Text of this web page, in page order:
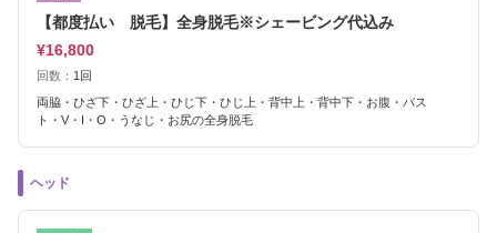
【都度払い 脱毛】全身脱毛※シェービング代込み
¥16,800
回数： 1回
両脇・ひざ下・ひざ上・ひじ下・ひじ上・背中上・背中下・お腹・バス
ト・V・I・O・うなじ・お尻の全身脱毛
ヘッド